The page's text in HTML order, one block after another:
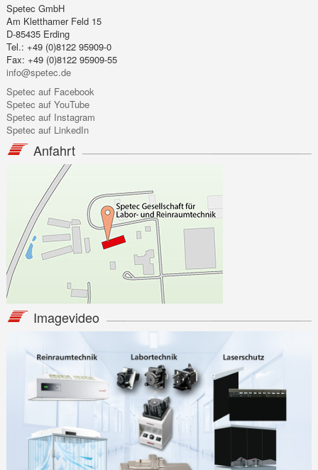
Spetec GmbH
Am Kletthamer Feld 15
D-85435 Erding
Tel.: +49 (0)8122 95909-0
Fax: +49 (0)8122 95909-55
info@spetec.de
Spetec auf Facebook
Spetec auf YouTube
Spetec auf Instagram
Spetec auf LinkedIn
Anfahrt
Imagevideo